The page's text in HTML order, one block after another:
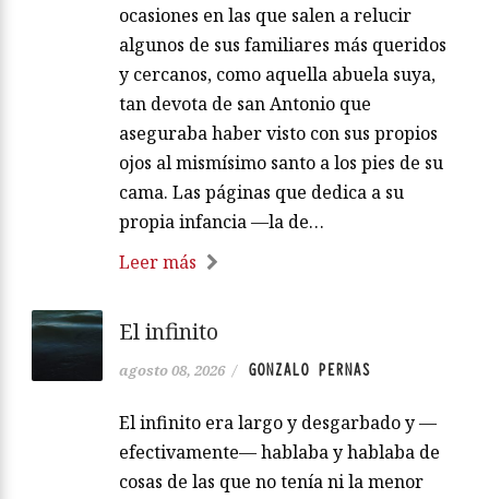
ocasiones en las que salen a relucir
algunos de sus familiares más queridos
y cercanos, como aquella abuela suya,
tan devota de san Antonio que
aseguraba haber visto con sus propios
ojos al mismísimo santo a los pies de su
cama. Las páginas que dedica a su
propia infancia —la de…
Leer más
El infinito
agosto 08, 2026 / GONZALO PERNAS
El infinito era largo y desgarbado y —
efectivamente— hablaba y hablaba de
cosas de las que no tenía ni la menor